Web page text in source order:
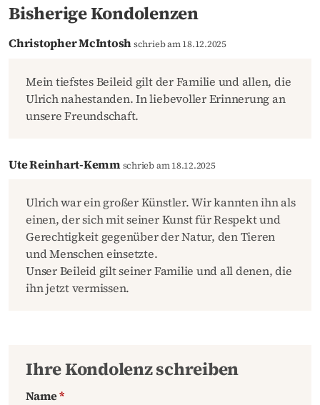
Bisherige Kondolenzen
Christopher McIntoshschrieb am 18.12.2025
Mein tiefstes Beileid gilt der Familie und allen, die
Ulrich nahestanden. In liebevoller Erinnerung an
unsere Freundschaft.
Ute Reinhart-Kemmschrieb am 18.12.2025
Ulrich war ein großer Künstler. Wir kannten ihn als
einen, der sich mit seiner Kunst für Respekt und
Gerechtigkeit gegenüber der Natur, den Tieren
und Menschen einsetzte.
Unser Beileid gilt seiner Familie und all denen, die
ihn jetzt vermissen.
Ihre Kondolenz schreiben
Name*